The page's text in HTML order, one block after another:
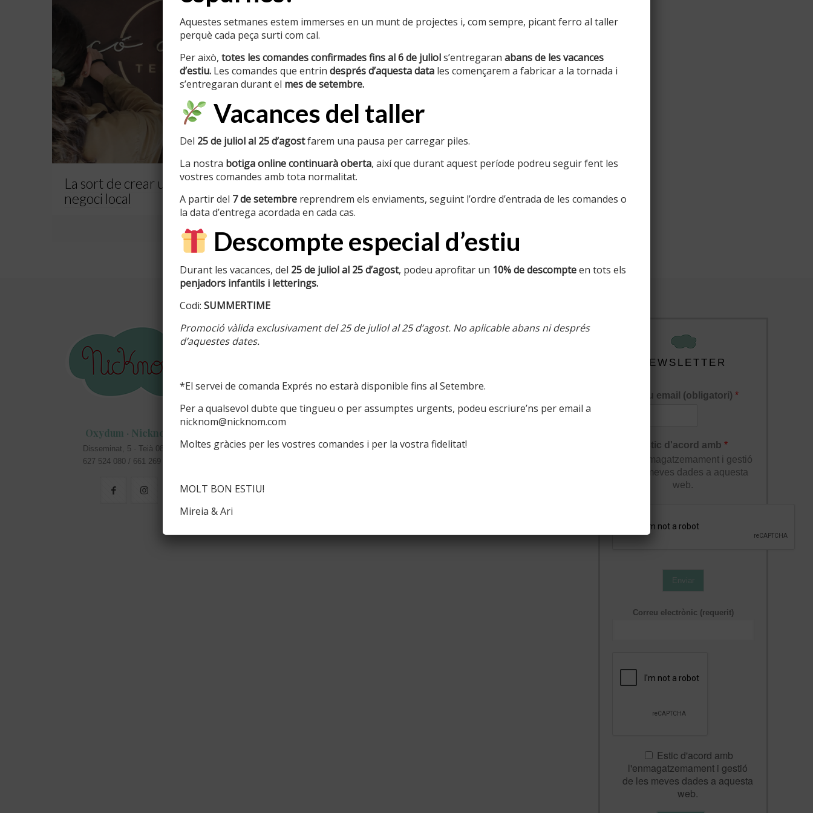
La sort de crear un rètol per a un
negoci local
Oxydum · Nicknom
Disseminat, 5 · Teià 08329
627 524 080 / 661 269 583
Informació d’interés
Cartells cases i
Textos legals
Política de reemborsaments i devolucions
NEWSLETTER
El teu email (obligatori) *
Estic d'acord amb *
l'enmagatzemament i gestió
de les meves dades a aquesta
web.
Enviar
Correu electrònic (requerit)
Estic d'acord amb
l'enmagatzemament i gestió
de les meves dades a aquesta
web.
Aquestes setmanes estem immerses en un munt de projectes i, com sempre, picant ferro al taller
perquè cada peça surti com cal.
Per això, totes les comandes confirmades fins al 6 de juliols’entregaran abans de les vacances
d’estiu.Les comandes que entrin després d’aquesta datales començarem a fabricar a la tornada i
s’entregaran durant el mes de setembre.
Vacances del taller
Del 25 de juliol al 25 d’agostfarem una pausa per carregar piles.
La nostra botiga online continuarà oberta, així que durant aquest període podreu seguir fent les
vostres comandes amb tota normalitat.
A partir del 7 de setembrereprendrem els enviaments, seguint l’ordre d’entrada de les comandes o
la data d’entrega acordada en cada cas.
Descompte especial d’estiu
Durant les vacances, del 25 de juliol al 25 d’agost, podeu aprofitar un 10% de descompteen tots els
penjadors infantils i letterings.
Codi: SUMMERTIME
Promoció vàlida exclusivament del 25 de juliol al 25 d’agost. No aplicable abans ni després
d’aquestes dates.
*El servei de comanda Exprés no estarà disponible fins al Setembre.
Per a qualsevol dubte que tingueu o per assumptes urgents, podeu escriure’ns per email a
nicknom@nicknom.com
Moltes gràcies per les vostres comandes i per la vostra fidelitat!
MOLT BON ESTIU!
Mireia & Ari